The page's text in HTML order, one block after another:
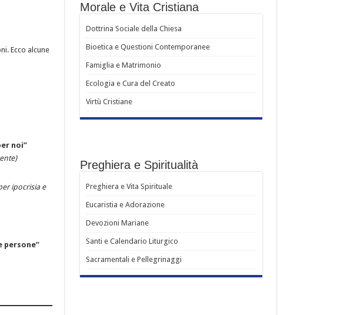
Ecco alcune
noi”
ipocrisia e
persone”
Morale e Vita Cristiana
Dottrina Sociale della Chiesa
Bioetica e Questioni Contemporanee
Famiglia e Matrimonio
Ecologia e Cura del Creato
Virtù Cristiane
Preghiera e Spiritualità
Preghiera e Vita Spirituale
Eucaristia e Adorazione
Devozioni Mariane
Santi e Calendario Liturgico
Sacramentali e Pellegrinaggi